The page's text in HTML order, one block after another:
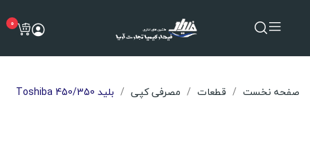
0
صفحه نخست قطعات مصرفی کپی بلید Toshiba 450/350